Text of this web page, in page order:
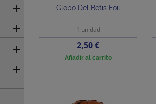




Globo Del Betis Foil
1 unidad
Precio
2,50 €
Añadir al carrito